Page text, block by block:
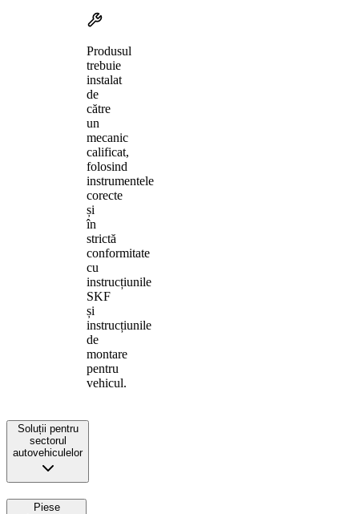
Produsul
trebuie
instalat
de
către
un
mecanic
calificat,
folosind
instrumentele
corecte
și
în
strictă
conformitate
cu
instrucțiunile
SKF
și
instrucțiunile
de
montare
pentru
vehicul.
Soluții pentru
sectorul
autovehiculelor
Piese